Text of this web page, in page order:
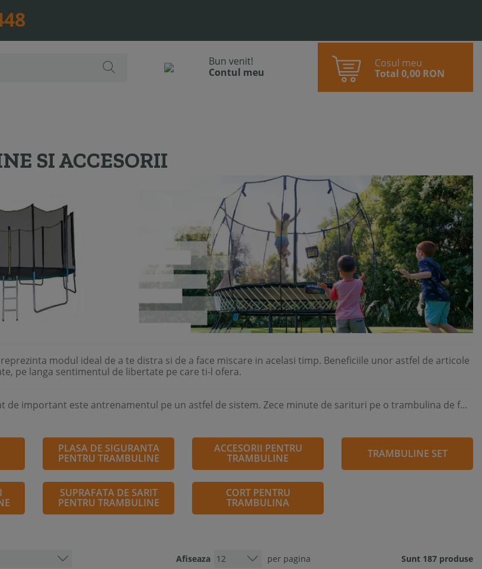
bun venit!
contul meu
Cosul meu
Total 0,00 RON
SI ACCESORII
modul ideal de a te distra si de a face miscare in acelasi timp. Beneficiile unor astfel de articole
pe langa sentimentul de libertate pe care ti-l ofera.
de important este antrenamentul pe un astfel de sistem. Zece minute de sarituri pe o trambulina de f...
PLASA DE SIGURANTA
PENTRU TRAMBULINE
ACCESORII PENTRU
TRAMBULINE TRAMBULINE SET
SUPRAFATA DE SARIT
PENTRU TRAMBULINE
CORT PENTRU
TRAMBULINA
Afiseaza per pagina Sunt 187 produse